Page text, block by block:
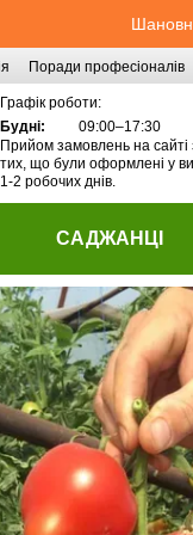
Поради професіоналів
Графік роботи:
Будні:
09:00–17:30
Прийом замовлень на
тих, що були оформлені у
1-2 робочих днів.
САДЖАНЦІ